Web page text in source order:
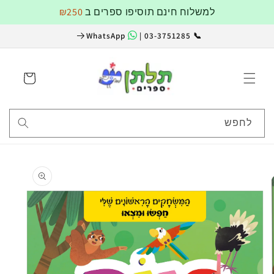
למשלוח חינם תוסיפו ספרים ב₪250
📞 03-3751285 |
עגלה
לחפש
על
מוצרים